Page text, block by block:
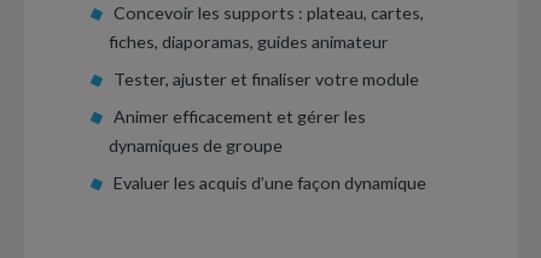
Concevoir les supports : plateau, cartes,
fiches, diaporamas, guides animateur
Tester, ajuster et finaliser votre module
Animer efficacement et gérer les
dynamiques de groupe
Evaluer les acquis d’une façon dynamique